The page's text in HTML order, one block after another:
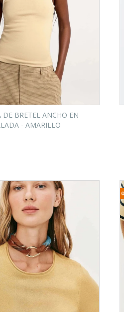
DE BRETEL ANCHO EN
- AMARILLO